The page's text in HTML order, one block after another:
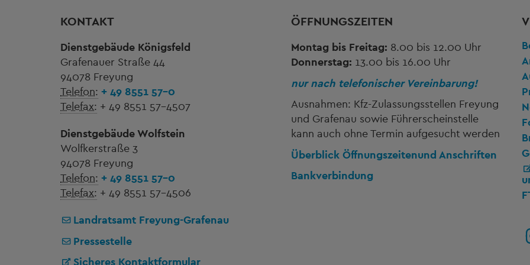
KONTAKT
Dienstgebäude Königsfeld
Grafenauer Straße 44
94078 Freyung
Telefon: + 49 8551 57-0
Telefax: + 49 8551 57-4507
Dienstgebäude Wolfstein
Wolfkerstraße 3
94078 Freyung
Telefon: + 49 8551 57-0
Telefax: + 49 8551 57-4506
Landratsamt Freyung-Grafenau
Pressestelle
Sicheres Kontaktformular
ÖFFNUNGSZEITEN
Montag bis Freitag: 8.00 bis 12.00 Uhr
Donnerstag: 13.00 bis 16.00 Uhr
nur nach telefonischer Vereinbarung!
Ausnahmen: Kfz-Zulassungsstellen Freyung
und Grafenau sowie Führerscheinstelle
kann auch ohne Termin aufgesucht werden
Überblick Öffnungszeitenund Anschriften
Bankverbindung